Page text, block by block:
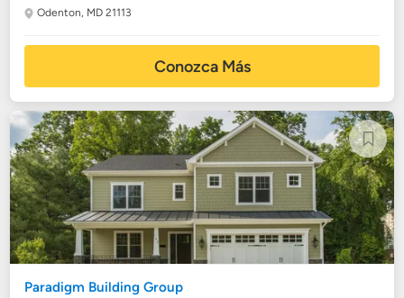
Odenton, MD 21113
Conozca Más
Paradigm Building Group